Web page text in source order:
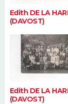
Edith DE LA
(DAVOST)
Edith DE LA
(DAVOST)